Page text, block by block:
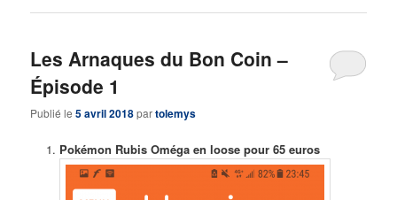
Les Arnaques du Bon Coin –
Épisode 1
Publié le5 avril 2018partolemys
Pokémon Rubis Oméga en loose pour 65 euros